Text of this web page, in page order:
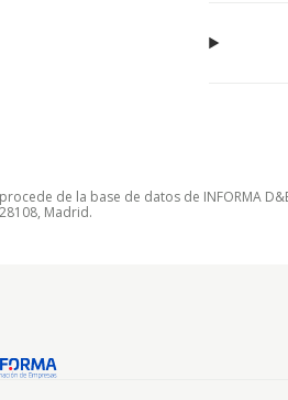
de la base de datos de INFORMA
Madrid.